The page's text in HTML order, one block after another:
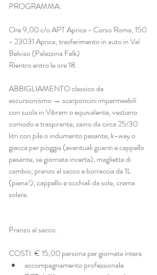
PROGRAMMA:
Ore 9,00 c/o APT Aprica - Corso Roma, 150
- 23031 Aprica, trasferimento in auto in Val
Belviso (Palazzina Falk)
Rientro entro le ore 18.
ABBIGLIAMENTO classico da
escursionismo → scarponcini impermeabili
con suola in Vibram o equivalente, vestiario
comodo e traspirante, zaino da circa 25/30
litri con pile o indumento pesante, k-way o
giacca per pioggia (eventuali guanti e cappello
pesante, se giornata incerta), maglietta di
cambio; pranzo al sacco e borraccia da 1L
(piena!); cappello e occhiali da sole, crema
solare.
Pranzo al sacco.
COSTI: € 15,00 persona per giornata intera
accompagnamento professionale